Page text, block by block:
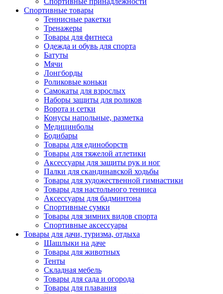
Спортивные товары
Теннисные ракетки
Тренажеры
Товары для фитнеса
Одежда и обувь для спорта
Батуты
Мячи
Лонгборды
Роликовые коньки
Самокаты для взрослых
Наборы защиты для роликов
Ворота и сетки
Конусы напольные, разметка
Медицинболы
Бодибары
Товары для единоборств
Товары для тяжелой атлетики
Аксессуары для защиты рук и ног
Палки для скандинавской ходьбы
Товары для художественной гимнастики
Товары для настольного тенниса
Аксессуары для бадминтона
Спортивные сумки
Товары для зимних видов спорта
Спортивные аксессуары
Товары для дачи, туризма, отдыха
Шашлыки на даче
Товары для животных
Тенты
Складная мебель
Товары для сада и огорода
Товары для плавания